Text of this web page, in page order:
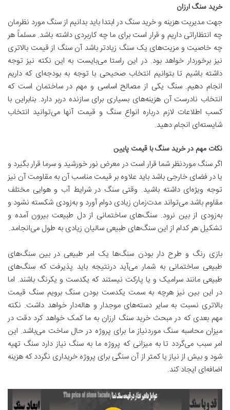
خرید سنگ ارزان
جهت مدیریت هزینه و خرید سنگ در ابتدا باید بدانیم از سنگ مورد نظرمان
چه انتظاراتی داریم و قرار است برای ما چه کاربردی داشته باشد. مسلماً هر
چه خاصیت و مزیت‌های یک سنگ زیادتر باشد آن سنگ از قیمت بالاتری
نیز برخوردار خواهد بود. در این راستا می‌بایست به این نکته نیز توجه
داشته باشیم تا بتوانیم انتخاب صحیحی با توجه به بودجه‌ای که داریم
انجام دهیم. سنگ یکی از مصالح اساسی و مهم در ساختمان است که
انتخاب نادرست آن هزینه‌های بسیاری برای سازنده دربر دارد. بنابراین با
کسب اطلاعات لازم درباره انواع سنگ و قیمت آنها می‌توانید انتخاب
شایسته‌ای انجام دهید.
نکات مهم در خرید سنگ با قیمت پایین
اگر سنگ موردنظر شما قرار است در معرض نور خورشید و سرما قرار بگیرد و
یا در فضای خارجی باشد باید علاوه بر قیمت مناسب آن به مقاومت آن نیز
توجه ویژه‌ای داشته باشید. وقتی سنگ در شرایط آب و هوایی مختلف
مقاوم باشد می‌تواند مدت‌زمان زیادی دوام آورد و به‌زودی شکسته نشود و
به‌زودی از بین نرود. سنگ‌های ساختمانی از دل طبیعت بیرون آمده و
تشکیل هر کدام از این سنگ‌های طبیعی سالیان زیادی به طول می‌انجامد.
بازی رنگ و طرح دار بودن سنگ‌ها یک امر طبیعی در بین سنگ‌های
طبیعی ساختمانی به شمار می‌آید درنتیجه باید پذیرفت که سنگ‌های
طبیعی مانند سرامیک و یا پارکت نیستند که یکدست و یکرنگ باشند. اما
در این بین نیز هرچه به سمت یکدست بودن سنگ برویم سنگ قیمت
بالاتری نسبت به سایر دسته‌های موجدار و هاله‌دار خواهد داشت. نکته
مهم بعدی که در مبحث خرید سنگ ارزان به ما کمک خواهد کرد دقت در
میزان محاسبه سنگ موردنیاز ما برای پروژه در حال ساخت می‌باشد. این
امر سبب می‌گردد تا به میزانی که پروژه ما به سنگ نیاز دارد سنگ تهیه
شود و بیش از نیاز یا کمتر از آن سنگی برای پروژه خریداری نگردد که هزینه
اضافه‌ای ایجاد کند.